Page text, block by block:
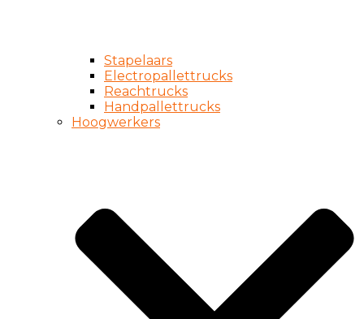
Stapelaars
Electropallettrucks
Reachtrucks
Handpallettrucks
Hoogwerkers